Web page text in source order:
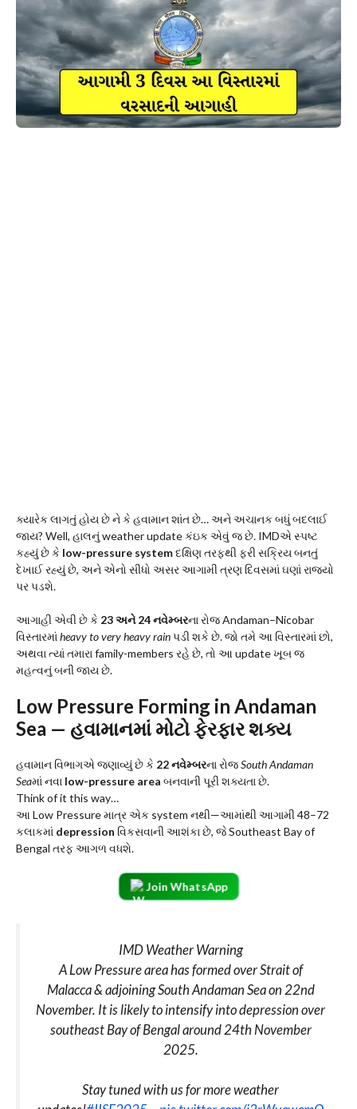
ક્યારેક લાગતું હોય છે ને કે હવામાન શાંત છે… અને અચાનક બધું બદલાઈ
જાય? Well, હાલનું weather update કંઇક એવું જ છે. IMDએ સ્પષ્ટ
કહ્યું છે કે low-pressure systemદક્ષિણ તરફથી ફરી સક્રિય બનતું
દેખાઈ રહ્યું છે, અને એનો સીધો અસર આગામી ત્રણ દિવસમાં ઘણાં રાજ્યો
પર પડશે.
આગાહી એવી છે કે 23 અને 24 નવેમ્બરના રોજ Andaman–Nicobar
વિસ્તારમાં heavy to very heavy rainપડી શકે છે. જો તમે આ વિસ્તારમાં છો,
અથવા ત્યાં તમારા family-members રહે છે, તો આ update ખૂબ જ
મહત્વનું બની જાય છે.
Low Pressure Forming in Andaman
Sea — હવામાનમાં મોટો ફેરફાર શક્ય
હવામાન વિભાગએ જણાવ્યું છે કે 22 નવેમ્બરના રોજSouth Andaman
Seaમાં નવા low-pressure area બનવાની પૂરી શક્યતા છે.
Think of it this way…
આ Low Pressure માત્ર એક system નથી—આમાંથી આગામી 48–72
કલાકમાં depression વિકસવાની આશંકા છે, જે Southeast Bay of
Bengal તરફ આગળ વધશે.
Join WhatsApp
IMD Weather Warning
A Low Pressure area has formed over Strait of
Malacca & adjoining South Andaman Sea on 22nd
November. It is likely to intensify into depression over
southeast Bay of Bengal around 24th November
2025.
Stay tuned with us for more weather